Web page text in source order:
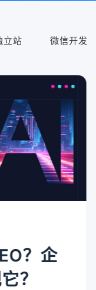
立站 微信开发
？企
？